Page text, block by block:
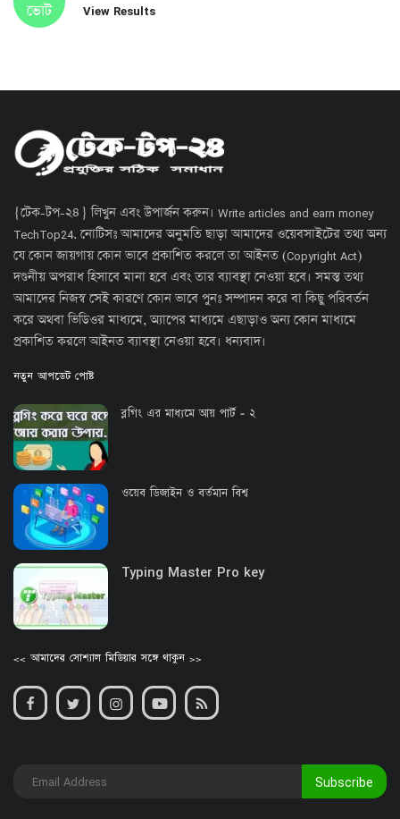
ভোট View Results
{টেক-টপ-২৪} লিখুন এবং উপার্জন করুন। Write articles and earn money
TechTop24. নোটিসঃ আমাদের অনুমতি ছাড়া আমাদের ওয়েবসাইটের তথ্য অন্য
যে কোন জায়গায় কোন ভাবে প্রকাশিত করলে তা আইনত (Copyright Act)
দণ্ডনীয় অপরাধ হিসাবে মানা হবে এবং তার ব্যাবস্থা নেওয়া হবে। সমস্ত তথ্য
আমাদের নিজস্ব সেই কারণে কোন ভাবে পুনঃ সম্পাদন করে বা কিছু পরিবর্তন
করে অথবা ভিডিওর মাধ্যমে, অ্যাপের মাধ্যমে এছাড়াও অন্য কোন মাধ্যমে
প্রকাশিত করলে আইনত ব্যাবস্থা নেওয়া হবে। ধন্যবাদ।
নতুন আপডেট পোষ্ট
ব্লগিং এর মাধ্যমে আয় পার্ট - ২
ওয়েব ডিজাইন ও বর্তমান বিশ্ব
Typing Master Pro key
<< আমাদের সোশ্যাল মিডিয়ার সঙ্গে থাকুন >>
Subscribe